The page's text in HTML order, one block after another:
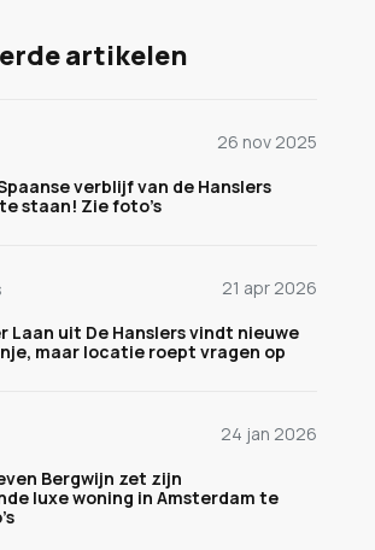
artikelen
26 nov 2025
verblijf van de Hanslers
staan! Zie foto’s
21 apr 2026
Laan uit De Hanslers vindt nieuwe
maar locatie roept vragen op
24 jan 2026
Bergwijn zet zijn
luxe woning in Amsterdam te